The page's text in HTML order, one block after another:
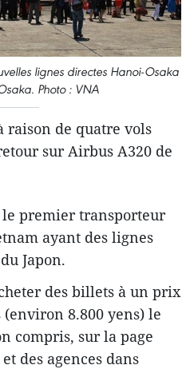
lignes directes Hanoi-Osaka
Photo : VNA
raison de quatre vols
sur Airbus A320 de
premier transporteur
ayant des lignes
Japon.
des billets à un prix
8.800 yens) le
compris, sur la page
et des agences dans